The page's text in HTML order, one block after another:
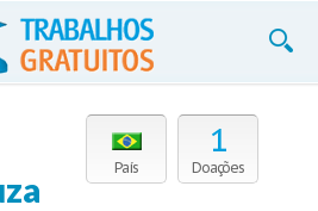
País
1
Doações